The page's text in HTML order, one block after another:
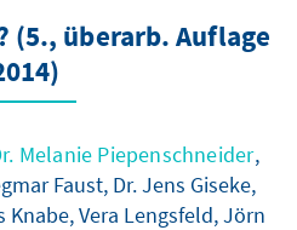
(5., überarb. Auflage
Melanie Piepenschneider,
Faust, Dr. Jens Giseke,
Knabe, Vera Lengsfeld, Jörn